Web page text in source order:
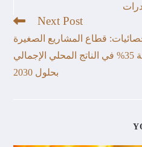
Next Post
قطاع المشاريع الصغيرة
والمتوسطة تسهم بنسبة 35% في الناتج المحلي الإجمالي
بحلول 2030